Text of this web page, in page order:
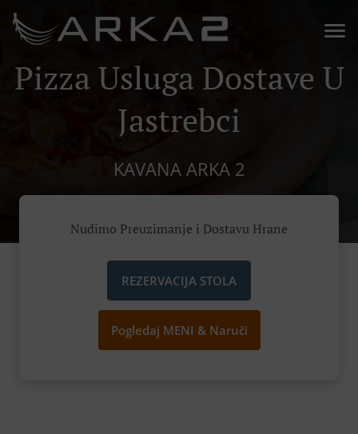
Pizza Usluga Dostave U
Jastrebci
KAVANA ARKA 2
Nudimo Preuzimanje i Dostavu Hrane
REZERVACIJA STOLA
Pogledaj MENI & Naruči